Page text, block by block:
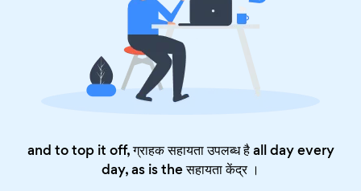
and to top it off, ग्राहक सहायता उपलब्ध है all day every
day, as is theसहायता केंद्र।